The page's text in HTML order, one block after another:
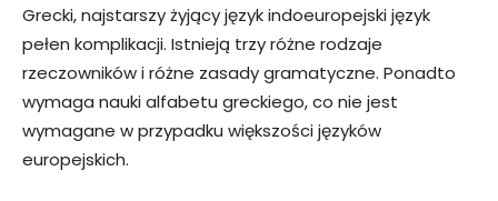
Grecki, najstarszy żyjący język indoeuropejski język
pełen komplikacji. Istnieją trzy różne rodzaje
rzeczowników i różne zasady gramatyczne. Ponadto
wymaga nauki alfabetu greckiego, co nie jest
wymagane w przypadku większości języków
europejskich.